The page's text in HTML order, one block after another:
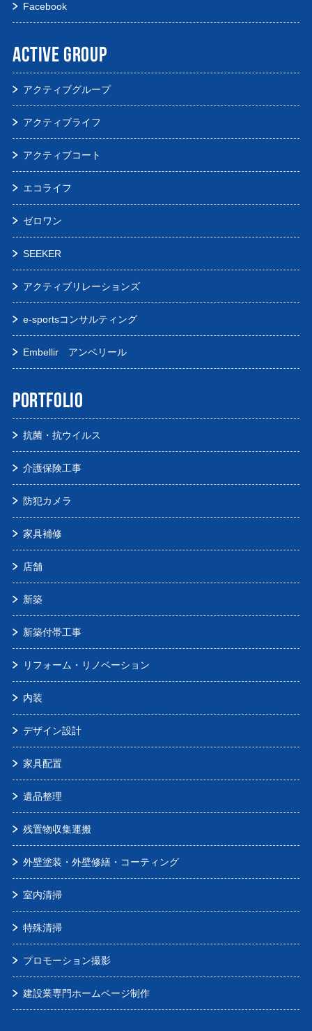
Facebook
ACTIVE GROUP
アクティブグループ
アクティブライフ
アクティブコート
エコライフ
ゼロワン
SEEKER
アクティブリレーションズ
e-sportsコンサルティング
Embellir アンベリール
PORTFOLIO
抗菌・抗ウイルス
介護保険工事
防犯カメラ
家具補修
店舗
新築
新築付帯工事
リフォーム・リノベーション
内装
デザイン設計
家具配置
遺品整理
残置物収集運搬
外壁塗装・外壁修繕・コーティング
室内清掃
特殊清掃
プロモーション撮影
建設業専門ホームページ制作